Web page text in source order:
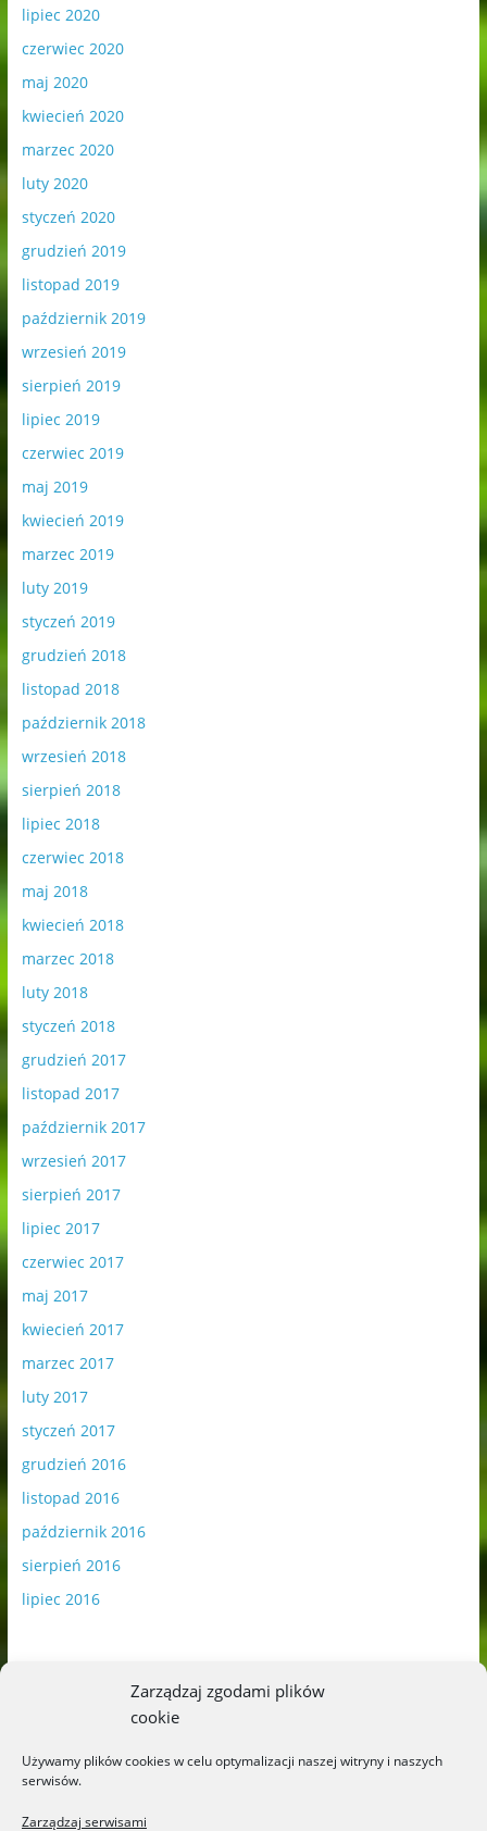
Zarządzaj zgodami plików
cookie
Używamy plików cookies w celu optymalizacji naszej witryny i naszych
serwisów.
Zarządzaj serwisami
lipiec 2020
czerwiec 2020
maj 2020
kwiecień 2020
marzec 2020
luty 2020
styczeń 2020
grudzień 2019
listopad 2019
październik 2019
wrzesień 2019
sierpień 2019
lipiec 2019
czerwiec 2019
maj 2019
kwiecień 2019
marzec 2019
luty 2019
styczeń 2019
grudzień 2018
listopad 2018
październik 2018
wrzesień 2018
sierpień 2018
lipiec 2018
czerwiec 2018
maj 2018
kwiecień 2018
marzec 2018
luty 2018
styczeń 2018
grudzień 2017
listopad 2017
październik 2017
wrzesień 2017
sierpień 2017
lipiec 2017
czerwiec 2017
maj 2017
kwiecień 2017
marzec 2017
luty 2017
styczeń 2017
grudzień 2016
listopad 2016
październik 2016
sierpień 2016
lipiec 2016